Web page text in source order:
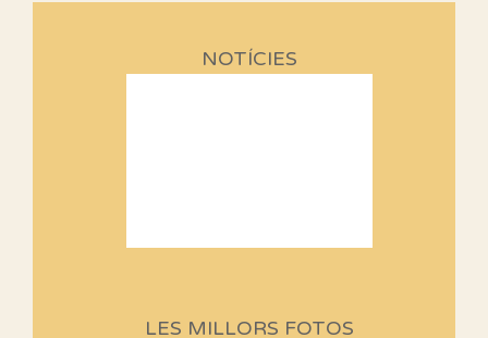
NOTÍCIES
Sortides Centpeus 2026 (1a
programació d'aquest any
LES MILLORS FOTOS